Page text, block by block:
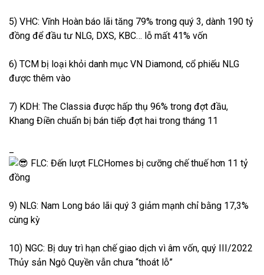
5) VHC: Vĩnh Hoàn báo lãi tăng 79% trong quý 3, dành 190 tỷ
đồng để đầu tư NLG, DXS, KBC… lỗ mất 41% vốn
6) TCM bị loại khỏi danh mục VN Diamond, cổ phiếu NLG
được thêm vào
7) KDH: The Classia được hấp thụ 96% trong đợt đầu,
Khang Điền chuẩn bị bán tiếp đợt hai trong tháng 11
FLC: Đến lượt FLCHomes bị cưỡng chế thuế hơn 11 tỷ
đồng
9) NLG: Nam Long báo lãi quý 3 giảm mạnh chỉ bằng 17,3%
cùng kỳ
10) NGC: Bị duy trì hạn chế giao dịch vì âm vốn, quý III/2022
Thủy sản Ngô Quyền vẫn chưa “thoát lỗ”